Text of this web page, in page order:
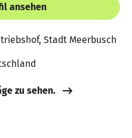
ansehen
Stadt Meerbusch
zu sehen.